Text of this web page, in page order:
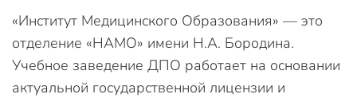
«Институт Медицинского Образования» — это
отделение «НАМО» имени Н.А. Бородина.
Учебное заведение ДПО работает на основании
актуальной государственной лицензии и